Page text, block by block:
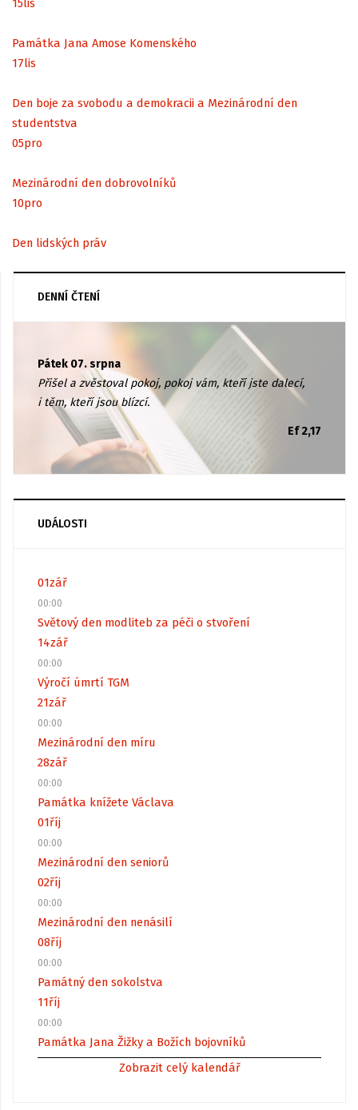
15lis
Památka Jana Amose Komenského
17lis
Den boje za svobodu a demokracii a Mezinárodní den
studentstva
05pro
Mezinárodní den dobrovolníků
10pro
Den lidských práv
DENNÍ ČTENÍ
Pátek 07. srpna
Přišel a zvěstoval pokoj, pokoj vám, kteří jste dalecí,
i těm, kteří jsou blízcí.
Ef 2,17
UDÁLOSTI
01zář
00:00
Světový den modliteb za péči o stvoření
14zář
00:00
Výročí úmrtí TGM
21zář
00:00
Mezinárodní den míru
28zář
00:00
Památka knížete Václava
01říj
00:00
Mezinárodní den seniorů
02říj
00:00
Mezinárodní den nenásilí
08říj
00:00
Památný den sokolstva
11říj
00:00
Památka Jana Žižky a Božích bojovníků
Zobrazit celý kalendář